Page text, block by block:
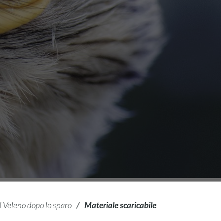
Veleno dopo lo sparo / Materiale scaricabile